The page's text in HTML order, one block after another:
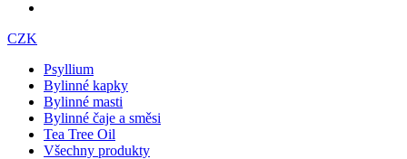
CZK
Psyllium
Bylinné kapky
Bylinné masti
Bylinné čaje a směsi
Tea Tree Oil
Všechny produkty